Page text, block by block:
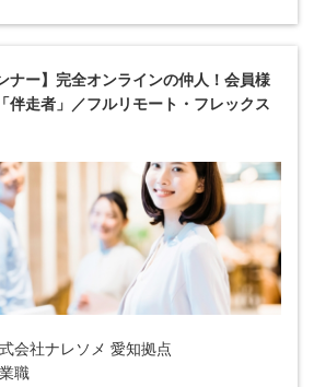
ナー】完全オンラインの仲人！会員様
伴走者」／フルリモート・フレックス
会社ナレソメ 愛知拠点
職